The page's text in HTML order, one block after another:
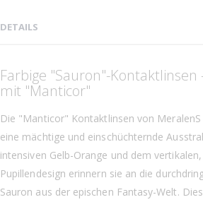
DETAILS
Farbige "Sauron"-Kontaktlinsen
mit "Manticor"
Die "Manticor" Kontaktlinsen von
eine mächtige und einschüchternde
intensiven Gelb-Orange und dem
Pupillendesign erinnern sie an die
Sauron aus der epischen Fantasy-Welt.